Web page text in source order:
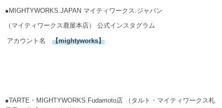
●MIGHTYWORKS.JAPAN マイティワークス.ジャパン
（マイティワークス鹿屋本店） 公式インスタグラム
アカウント名 【mightyworks】
●TARTE・MIGHTYWORKS.Fudamoto店 （タルト・マイティワークス札